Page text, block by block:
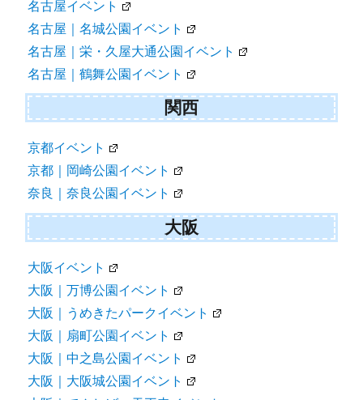
名古屋イベント
名古屋｜名城公園イベント
名古屋｜栄・久屋大通公園イベント
名古屋｜鶴舞公園イベント
関西
京都イベント
京都｜岡崎公園イベント
奈良｜奈良公園イベント
大阪
大阪イベント
大阪｜万博公園イベント
大阪｜うめきたパークイベント
大阪｜扇町公園イベント
大阪｜中之島公園イベント
大阪｜大阪城公園イベント